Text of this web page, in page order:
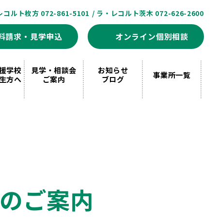
コルト枚方 072-861-5101 / ラ・レコルト茨木 072-626-2600
請求・見学申込 オンライン個別相談
学校
方へ
見学・相談会
ご案内
お知らせ
ブログ
事業所一覧
ご案内